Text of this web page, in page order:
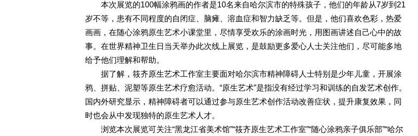
本次展览的100幅涂鸦画的作者是10名来自哈尔滨市的特殊孩子，他们的年龄从7岁到21
岁不等，患有不同程度的自闭症、脑瘫、溶血症和智力缺乏等。但是，他们喜欢色彩，热爱
画画，在随心涂鸦原生艺术小课堂里，尽情享受欢乐的涂画时光，用图画讲述自己心中的故
事。在世界精神卫生日当天举办此次线上展览，是鼓励更多爱心人士关注他们，尽可能多地
给予他们理解和帮助。
据了解，筱齐原生艺术工作室主要面对哈尔滨市精神障碍人士特别是少年儿童，开展涂
鸦、拼贴、泥塑等原生艺术疗愈活动。“原生艺术”是指没有经过学习和训练的自发艺术创作。
国内外研究显示，精神障碍者可以通过参与原生艺术创作活动改善症状，提升康复效果，同
时也会从中发现独特的原生艺术人才。
浏览本次展览可关注“黑龙江省美术馆”“筱齐原生艺术工作室”“随心涂鸦亲子俱乐部”“哈尔